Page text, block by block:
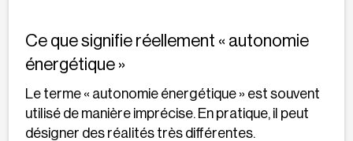
Ce que signifie réellement « autonomie
énergétique »
Le terme « autonomie énergétique » est souvent
utilisé de manière imprécise. En pratique, il peut
désigner des réalités très différentes.